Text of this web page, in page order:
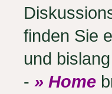
finden Sie
und
- » Home